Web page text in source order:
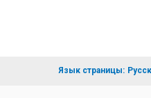
Язык страницы: